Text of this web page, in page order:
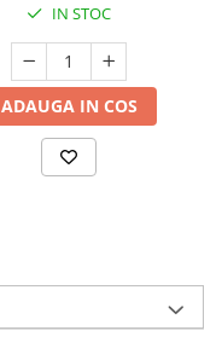
IN STOC
ADAUGA IN COS